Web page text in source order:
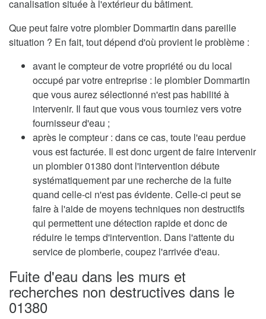
canalisation située à l'extérieur du bâtiment.
Que peut faire votre plombier Dommartin dans pareille
situation ? En fait, tout dépend d'où provient le problème :
avant le compteur de votre propriété ou du local
occupé par votre entreprise : le plombier Dommartin
que vous aurez sélectionné n'est pas habilité à
intervenir. Il faut que vous vous tourniez vers votre
fournisseur d'eau ;
après le compteur : dans ce cas, toute l'eau perdue
vous est facturée. Il est donc urgent de faire intervenir
un plombier 01380 dont l'intervention débute
systématiquement par une recherche de la fuite
quand celle-ci n'est pas évidente. Celle-ci peut se
faire à l'aide de moyens techniques non destructifs
qui permettent une détection rapide et donc de
réduire le temps d'intervention. Dans l'attente du
service de plomberie, coupez l'arrivée d'eau.
Fuite d'eau dans les murs et
recherches non destructives dans le
01380